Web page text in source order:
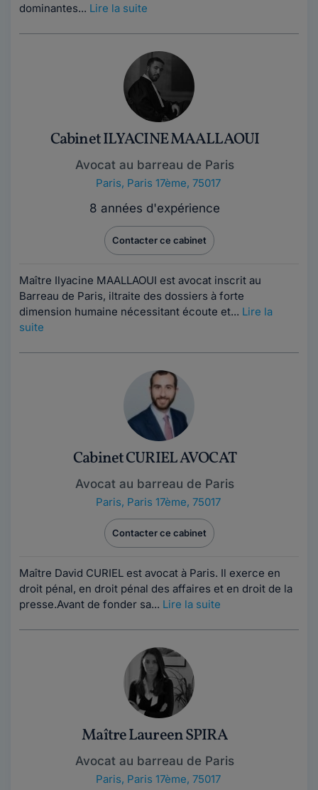
dominantes... Lire la suite
Cabinet ILYACINE MAALLAOUI
Avocat au barreau de Paris
Paris, Paris 17ème, 75017
8 années d'expérience
Contacter ce cabinet
Maître Ilyacine MAALLAOUI est avocat inscrit au
Barreau de Paris, iltraite des dossiers à forte
dimension humaine nécessitant écoute et... Lire la
suite
Cabinet CURIEL AVOCAT
Avocat au barreau de Paris
Paris, Paris 17ème, 75017
Contacter ce cabinet
Maître David CURIEL est avocat à Paris. Il exerce en
droit pénal, en droit pénal des affaires et en droit de la
presse.Avant de fonder sa... Lire la suite
Maître Laureen SPIRA
Avocat au barreau de Paris
Paris, Paris 17ème, 75017